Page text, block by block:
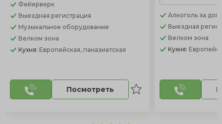
Фейерверк
Выездная регистрация
Музыкальное оборудование
Велком зона
Кухня: Европейская, паназиатская
Посмотреть
Алкоголь за
Выездная
Велком зона
Кухня: